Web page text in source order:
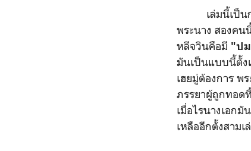
เล่มนี้เป็นกา
พระนาง สองคน
หลีจวินคือมี "ป
มันเป็นแบบนี้ตั้งแ
เฮยมู่ต้องการ พ
ภรรยาผู้ถูกทอด
เมื่อไรนางเอกมั
เหลืออีกตั้งสามเ